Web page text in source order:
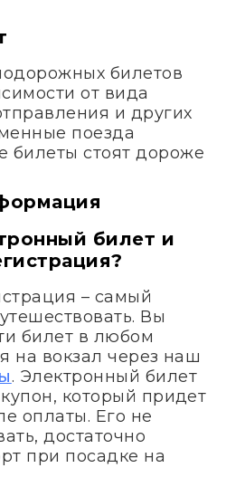
билетов
от вида
и других
поезда
билеты стоят дороже
билет и
– самый
Вы
билет в любом
на вокзал через наш
. Электронный билет
который придет
оплаты. Его не
достаточно
при посадке на